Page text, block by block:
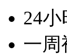
24
一周